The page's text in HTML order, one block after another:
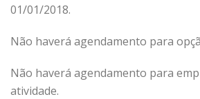
01/01/2018.
Não haverá agendamento para
Não haverá agendamento para
atividade.